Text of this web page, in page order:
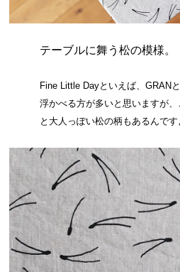
テーブルに舞う松の模様。
Fine Little Dayといえば、GRAN
浮かべる方が多いと思いますが
と大人っぽい松の柄もあるんです